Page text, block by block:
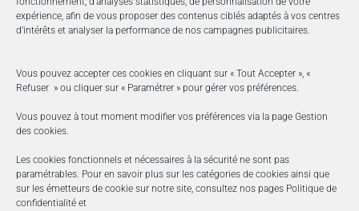
expérience, afin de vous proposer des contenus ciblés adaptés à vos centres
d’intérêts et analyser la performance de nos campagnes publicitaires.
Vous pouvez accepter ces cookies en cliquant sur « Tout Accepter », «
Refuser » ou cliquer sur « Paramétrer » pour gérer vos préférences.
Vous pouvez à tout moment modifier vos préférences via la page Gestion
des cookies
Les cookies fonctionnels et nécessaires à la sécurité ne sont pas
paramétrables. Pour en savoir plus sur les catégories de cookies ainsi que
sur les émetteurs de cookie sur notre site, consultez nos pages Politique de
confidentialité et
BOOK